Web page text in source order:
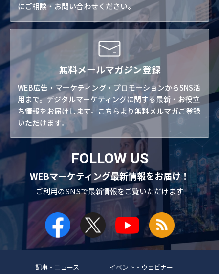
にご相談・お問い合わせください。
無料メールマガジン登録
WEB広告・マーケティング・プロモーションからSNS活
用まで。デジタルマーケティングに関する最新・お役立
ち情報をお届けします。こちらより無料メルマガご登録
いただけます。
FOLLOW US
WEBマーケティング最新情報をお届け！
ご利用のSNSで最新情報をご覧いただけます
記事・ニュース イベント・ウェビナー